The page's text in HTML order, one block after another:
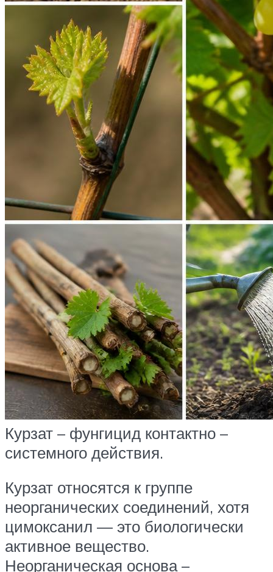
Курзат – фунгицид контактно –
системного действия.
Курзат относятся к группе
неорганических соединений, хотя
цимоксанил — это биологически
активное вещество.
Неорганическая основа –